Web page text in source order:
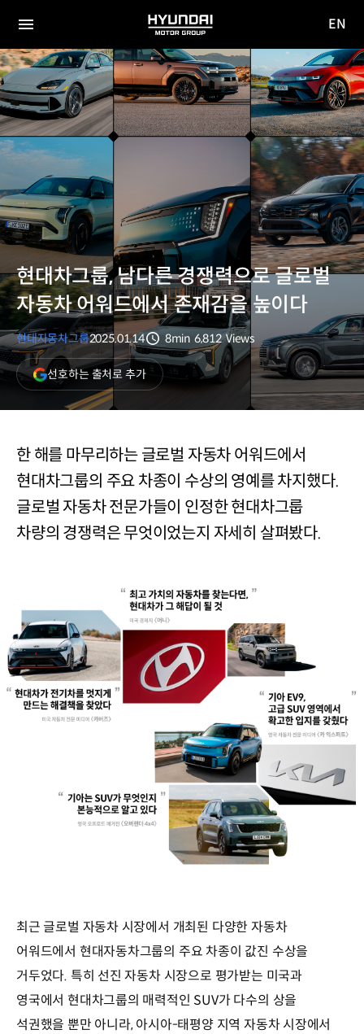
전체
메뉴
HYUNDAI
MOTOR
GROUP
사이
이동
EN
현대차그룹, 남다른 경쟁력으로 글로벌
자동차 어워드에서 존재감을 높이다
현대자동차그룹2025.01.14
분량
8min
조회수
6,812 Views
선호하는 출처로 추가(새
창
열림)
한 해를 마무리하는 글로벌 자동차 어워드에서
현대차그룹의 주요 차종이 수상의 영예를 차지했다.
글로벌 자동차 전문가들이 인정한 현대차그룹
차량의 경쟁력은 무엇이었는지 자세히 살펴봤다.
최근 글로벌 자동차 시장에서 개최된 다양한 자동차
어워드에서 현대자동차그룹의 주요 차종이 값진 수상을
거두었다. 특히 선진 자동차 시장으로 평가받는 미국과
영국에서 현대차그룹의 매력적인 SUV가 다수의 상을
석권했을 뿐만 아니라, 아시아-태평양 지역 자동차 시장에서